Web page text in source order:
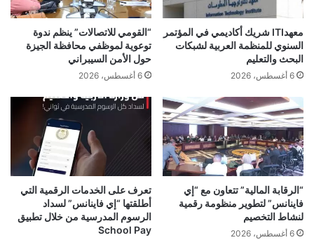
مزودي خدمات الاتصالات متوافقون على القدرات الأساسية
المطلوبة، إلا أن تبنّي هذه القدرات لا يزال محدودًا؛ إن فجوة التنفيذ
هذه هي التي ستفصل بين مجرد الطموح وتحقيق النمو الفعلي، مما
يتطلب نهجاً مرناً قائمًا على شراكات تقنية ونظم بيئية مبتكرة تمكّن
المشغلين من اغتنام القيمة بسرعة وكفاءة .”
اريكسون الجيل الخامس
معهدITI شريك أكاديمي في المؤتمر
السنوي للمنظمة العربية لشبكات
البحث والتعليم
6 أغسطس، 2026
“القومي للاتصالات” ينظم ندوة
توعوية لموظفي محافظة الجيزة
حول الأمن السيبراني
6 أغسطس، 2026
“الرقابة المالية” تتعاون مع “إي
فاينانس” لتطوير منظومة رقمية
لنشاط التخصيم
6 أغسطس، 2026
تعرف على الخدمات الرقمية التي
أطلقتها “إي فاينانس” لسداد
الرسوم المدرسية من خلال تطبيق
School Pay